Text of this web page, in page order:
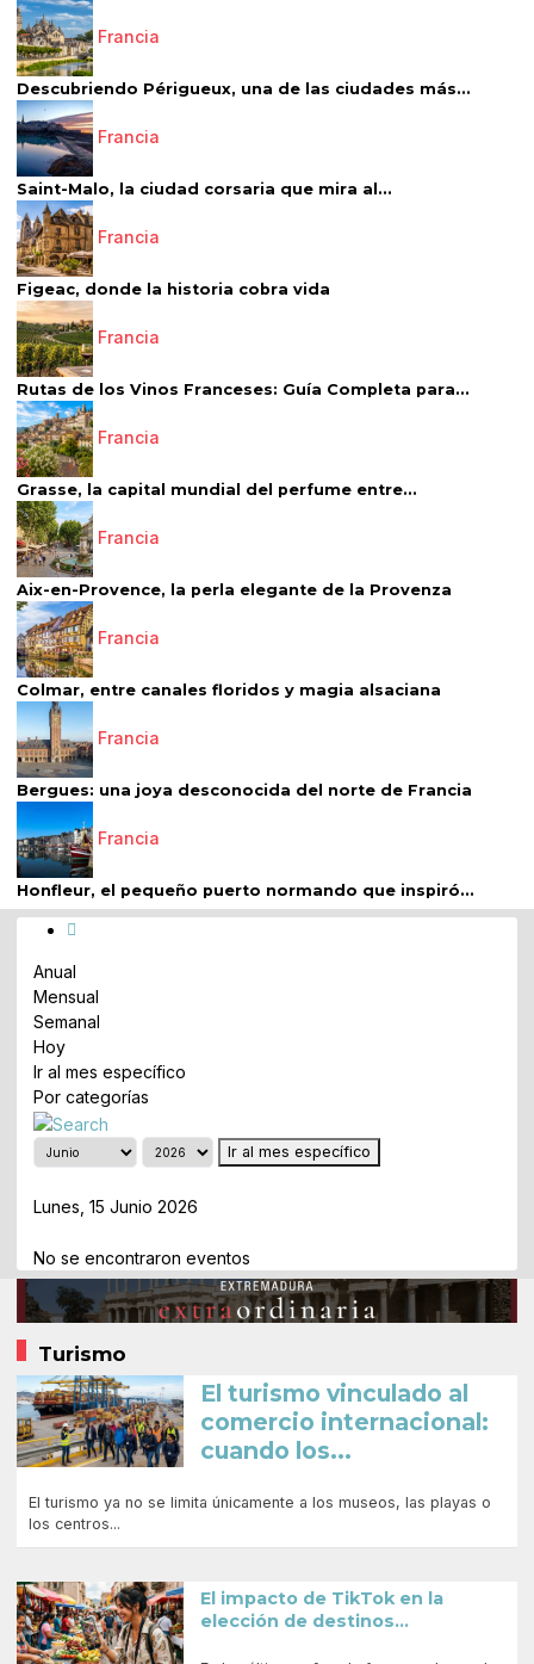
Francia
Descubriendo Périgueux, una de las ciudades más...
Francia
Saint-Malo, la ciudad corsaria que mira al...
Francia
Figeac, donde la historia cobra vida
Francia
Rutas de los Vinos Franceses: Guía Completa para...
Francia
Grasse, la capital mundial del perfume entre...
Francia
Aix-en-Provence, la perla elegante de la Provenza
Francia
Colmar, entre canales floridos y magia alsaciana
Francia
Bergues: una joya desconocida del norte de Francia
Francia
Honfleur, el pequeño puerto normando que inspiró...
Anual
Mensual
Semanal
Hoy
Ir al mes específico
Por categorías
Ir al mes específico
Lunes, 15 Junio 2026
No se encontraron eventos
Turismo
El turismo vinculado al
comercio internacional:
cuando los...
El turismo ya no se limita únicamente a los museos, las playas o
los centros...
El impacto de TikTok en la
elección de destinos...